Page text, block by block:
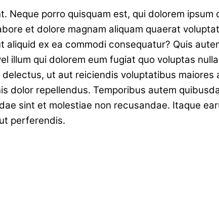
Neque porro quisquam est, qui dolorem
et dolore magnam aliquam quaerat
ex ea commodi consequatur? Quis
illum qui dolorem eum fugiat quo voluptas
ut aut reiciendis voluptatibus
dolor repellendus. Temporibus autem
sint et molestiae non recusandae. Itaque
perferendis.